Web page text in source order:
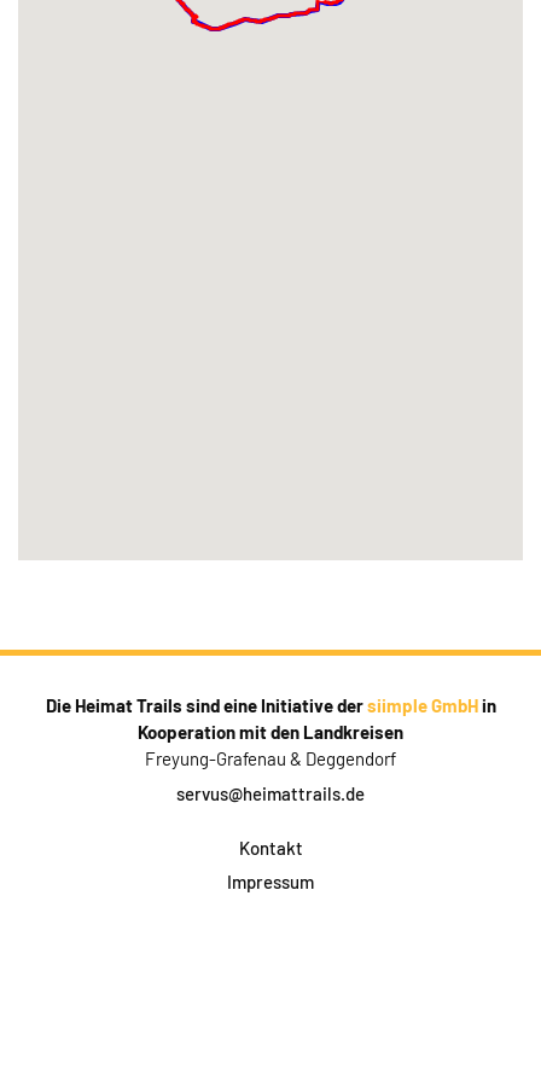
Die Heimat Trails sind eine Initiative dersiimple GmbHin
Kooperation mit den Landkreisen
Freyung-Grafenau & Deggendorf
servus@heimattrails.de
Kontakt
Impressum